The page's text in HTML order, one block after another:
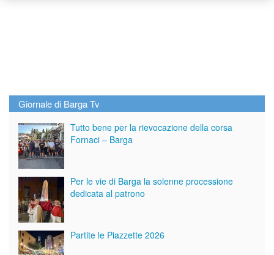
Giornale di Barga Tv
Tutto bene per la rievocazione della corsa
Fornaci – Barga
Per le vie di Barga la solenne processione
dedicata al patrono
Partite le Piazzette 2026